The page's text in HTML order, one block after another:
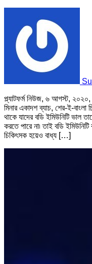
প্ল্যাটফর্ম নিউজ, ৬ আগস্ট,
মিনার একাদশ ব্যাচ, শের-ই-বাংলা
থাকে যাদের বডি ইমিউনিটি ভাল
করতে পারে না৷ তাই বডি
চিকিৎসক হয়েও বাধ্য […]